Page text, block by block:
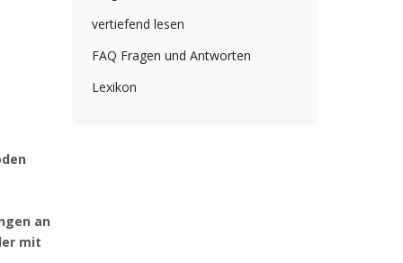
an
mit
vertiefend lesen
FAQ Fragen und Antworten
Lexikon